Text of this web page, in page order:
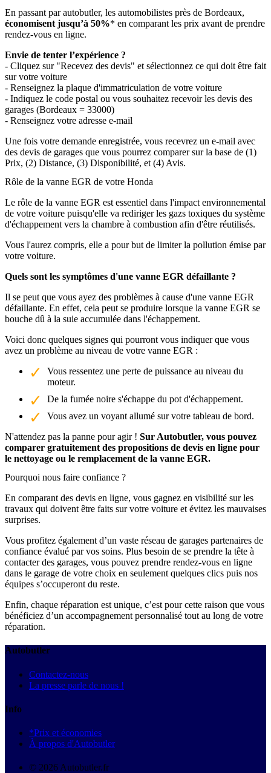
En passant par autobutler, les automobilistes près de Bordeaux,
économisent jusqu’à 50%* en comparant les prix avant de prendre
rendez-vous en ligne.
Envie de tenter l’expérience ?
- Cliquez sur "Recevez des devis" et sélectionnez ce qui doit être fait
sur votre voiture
- Renseignez la plaque d'immatriculation de votre voiture
- Indiquez le code postal ou vous souhaitez recevoir les devis des
garages (Bordeaux = 33000)
- Renseignez votre adresse e-mail
Une fois votre demande enregistrée, vous recevrez un e-mail avec
des devis de garages que vous pourrez comparer sur la base de (1)
Prix, (2) Distance, (3) Disponibilité, et (4) Avis.
Rôle de la vanne EGR de votre Honda
Le rôle de la vanne EGR est essentiel dans l'impact environnemental
de votre voiture puisqu'elle va rediriger les gazs toxiques du système
d'échappement vers la chambre à combustion afin d'être réutilisés.
Vous l'aurez compris, elle a pour but de limiter la pollution émise par
votre voiture.
Quels sont les symptômes d'une vanne EGR défaillante ?
Il se peut que vous ayez des problèmes à cause d'une vanne EGR
défaillante. En effet, cela peut se produire lorsque la vanne EGR se
bouche dû à la suie accumulée dans l'échappement.
Voici donc quelques signes qui pourront vous indiquer que vous
avez un problème au niveau de votre vanne EGR :
Vous ressentez une perte de puissance au niveau du
moteur.
De la fumée noire s'échappe du pot d'échappement.
Vous avez un voyant allumé sur votre tableau de bord.
N'attendez pas la panne pour agir ! Sur Autobutler, vous pouvez
comparer gratuitement des propositions de devis en ligne pour
le nettoyage ou le remplacement de la vanne EGR.
Pourquoi nous faire confiance ?
En comparant des devis en ligne, vous gagnez en visibilité sur les
travaux qui doivent être faits sur votre voiture et évitez les mauvaises
surprises.
Vous profitez également d’un vaste réseau de garages partenaires de
confiance évalué par vos soins. Plus besoin de se prendre la tête à
contacter des garages, vous pouvez prendre rendez-vous en ligne
dans le garage de votre choix en seulement quelques clics puis nos
équipes s’occuperont du reste.
Enfin, chaque réparation est unique, c’est pour cette raison que vous
bénéficiez d’un accompagnement personnalisé tout au long de votre
réparation.
Autobutler
Contactez-nous
La presse parle de nous !
Info
*Prix et économies
À propos d'Autobutler
© 2026 Autobutler.fr